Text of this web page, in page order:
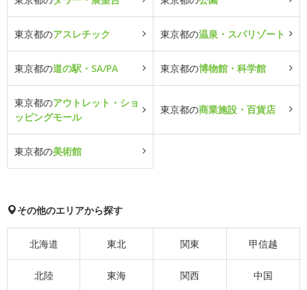
東京都のアスレチック 東京都の温泉・スパリゾート
東京都の道の駅・SA/PA 東京都の博物館・科学館
東京都のアウトレット・ショ
ッピングモール
東京都の商業施設・百貨店
東京都の美術館
その他のエリアから探す
北海道 東北 関東 甲信越
北陸 東海 関西 中国